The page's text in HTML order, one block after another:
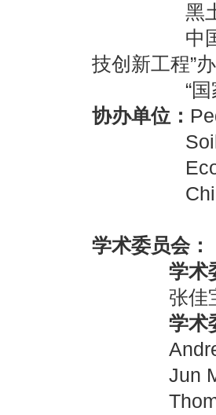
黑土地保
中
技创新工程”
“
协办单位：
Soil
学术委员会：
学术
张佳
学术
Jun